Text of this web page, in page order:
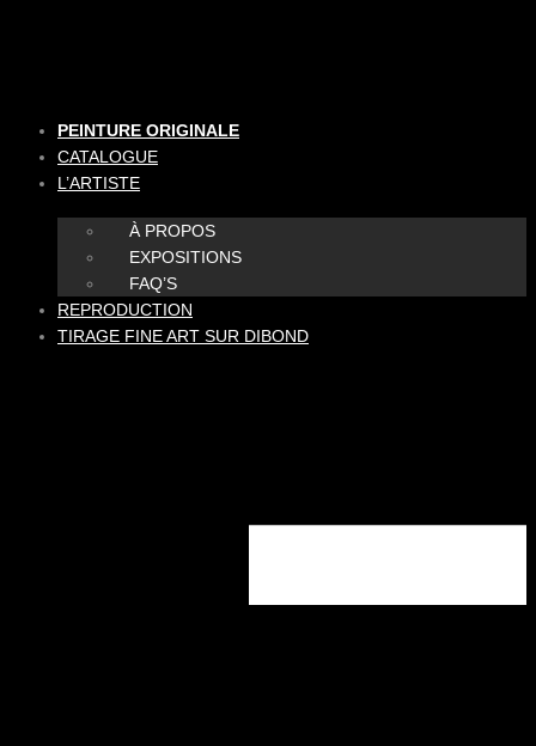
PEINTURE ORIGINALE
CATALOGUE
L’ARTISTE
À PROPOS
EXPOSITIONS
FAQ’S
REPRODUCTION
TIRAGE FINE ART SUR DIBOND